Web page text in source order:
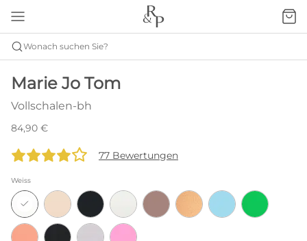
Wonach suchen Sie?
Marie Jo Tom
Vollschalen-bh
84,90 €
77 Bewertungen
Weiss